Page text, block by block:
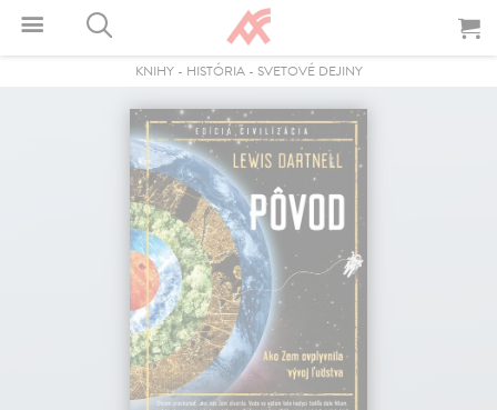
KNIHY- HISTÓRIA- SVETOVÉ DEJINY